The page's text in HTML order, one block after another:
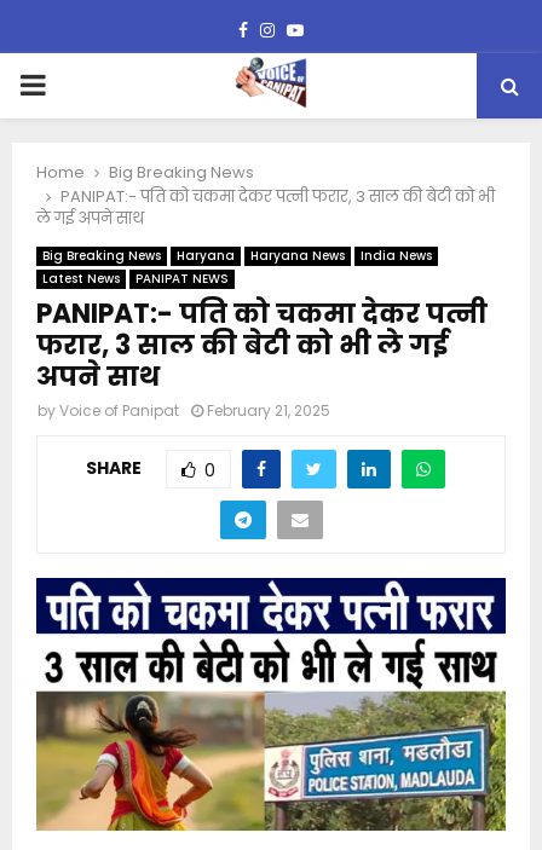
Facebook
Instagram
Youtube
PRIMARY
Home
Big Breaking News
PANIPAT:- पति को चकमा देकर पत्नी फरार, 3 साल की बेटी को भी
ले गई अपने साथ
Big Breaking News Haryana Haryana News
India News
Latest News
PANIPAT NEWS
PANIPAT:- पति को चकमा देकर पत्नी
फरार, 3 साल की बेटी को भी ले गई
अपने साथ
byVoice of Panipat February 21, 2025
SHARE 0